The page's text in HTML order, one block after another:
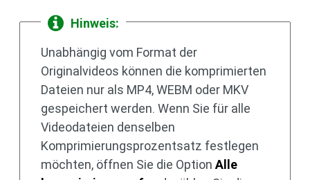
Hinweis:
Unabhängig vom Format der
Originalvideos können die komprimierten
Dateien nur als MP4, WEBM oder MKV
gespeichert werden. Wenn Sie für alle
Videodateien denselben
Komprimierungsprozentsatz festlegen
möchten, öffnen Sie die Option Alle